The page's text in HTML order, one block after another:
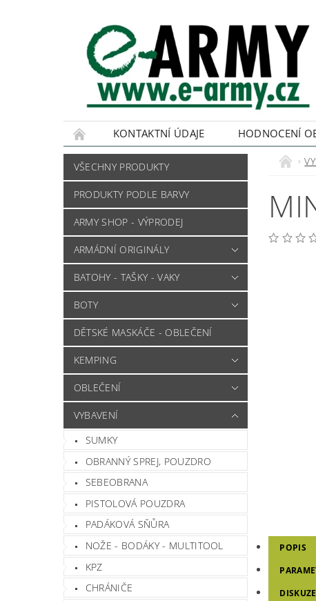
KONTAKTNÍ ÚDAJE HODNOCENÍ
VŠECHNY PRODUKTY
PRODUKTY PODLE BARVY
ARMY SHOP - VÝPRODEJ
ARMÁDNÍ ORIGINÁLY
BATOHY - TAŠKY - VAKY
BOTY
DĚTSKÉ MASKÁČE - OBLEČENÍ
KEMPING
OBLEČENÍ
VYBAVENÍ
SUMKY
OBRANNÝ SPREJ, POUZDRO
SEBEOBRANA
PISTOLOVÁ POUZDRA
PADÁKOVÁ SŇŮRA
NOŽE - BODÁKY - MULTITOOL
KPZ
CHRÁNIČE
POPIS
DISKUZE